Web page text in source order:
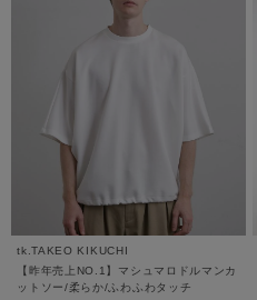
tk.TAKEO KIKUCHI
【昨年売上NO.1】マシュマロドルマンカ
ットソー/柔らか/ふわふわタッチ